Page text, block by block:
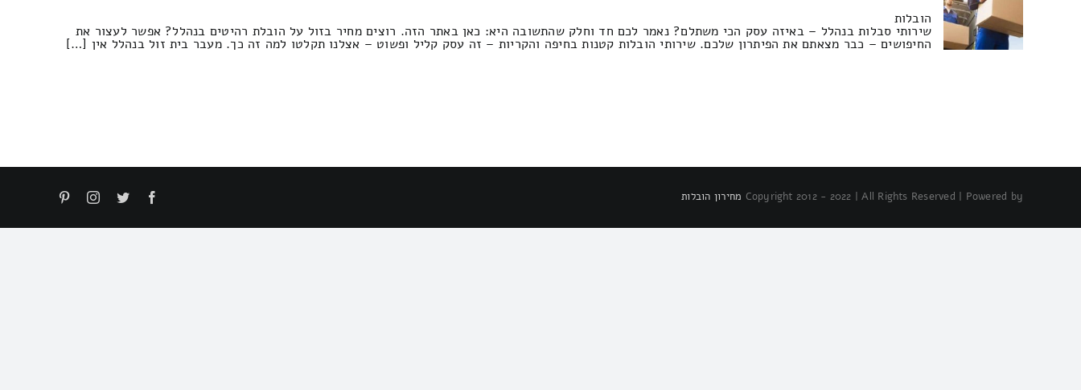
הובלות
שירותי סבלות בנהלל – באיזה עסק הכי משתלם? נאמר לכם חד וחלק שהתשובה היא: כאן באתר הזה. רוצים מחיר בזול על הובלת רהיטים בנהלל? אפשר לעצור את
החיפושים – כבר מצאתם את הפיתרון שלכם. שירותי הובלות קטנות בחיפה והקריות – זה עסק קליל ופשוט – אצלנו תקלטו למה זה כך. מעבר בית זול בנהלל אין […]
Copyright 2012 - 2022 | All Rights Reserved | Powered by מחירון הובלות Facebook
Twitter
Instagram